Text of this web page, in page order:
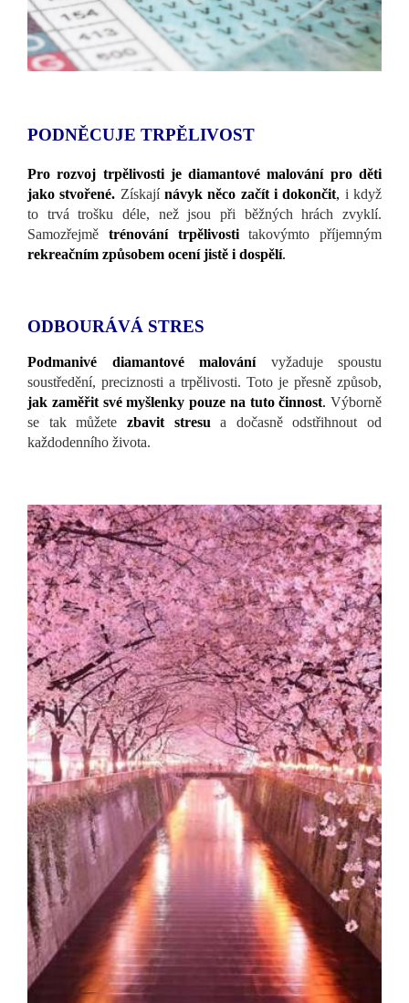
PODNĚCUJE TRPĚLIVOST
Pro rozvoj trpělivosti je diamantové malování pro děti
jako stvořené. Získajínávyk něco začít i dokončit, i když
to trvá trošku déle, než jsou při běžných hrách zvyklí.
Samozřejmě trénování trpělivostitakovýmto příjemným
rekreačním způsobem ocení jistě i dospělí.
ODBOURÁVÁ STRES
Podmanivé diamantové malovánívyžaduje spoustu
soustředění, preciznosti a trpělivosti. Toto je přesně způsob,
jak zaměřit své myšlenky pouze na tuto činnost. Výborně
se tak můžete zbavit stresu
a dočasně odstřihnout od
každodenního života.